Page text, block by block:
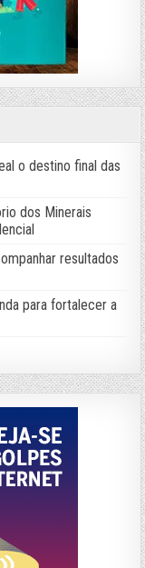
o destino final das
dos Minerais
resultados
para fortalecer a